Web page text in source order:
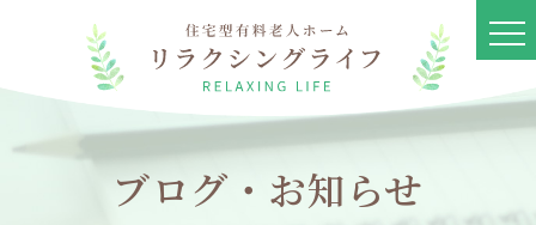
ブログ・お知らせ